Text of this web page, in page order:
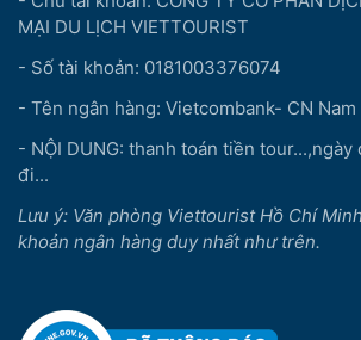
MẠI DU LỊCH VIETTOURIST
- Số tài khoản: 0181003376074
- Tên ngân hàng: Vietcombank- CN Nam
- NỘI DUNG: thanh toán tiền
đi...
Lưu ý: Văn phòng Viettourist Hồ Chí
khoản ngân hàng duy nhất như trên.